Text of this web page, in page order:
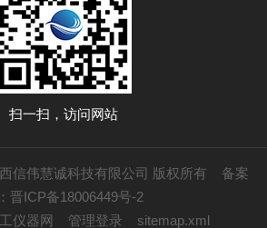
扫一扫，访问网站
信伟慧诚科技有限公司 版权所有 备案
晋ICP备18006449号-2
仪器网 管理登录 sitemap.xml